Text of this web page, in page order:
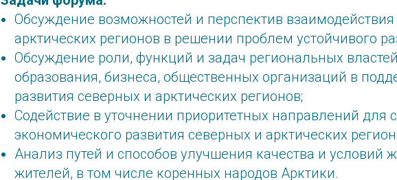
Обсуждение возможностей и перспектив
арктических регионов в решении проблем устойчивого
Обсуждение роли, функций и задач региональных
образования, бизнеса, общественных организаций в
развития северных и арктических регионов;
Содействие в уточнении приоритетных направлений для
экономического развития северных и арктических
Анализ путей и способов улучшения качества и условий
жителей, в том числе коренных народов Арктики.